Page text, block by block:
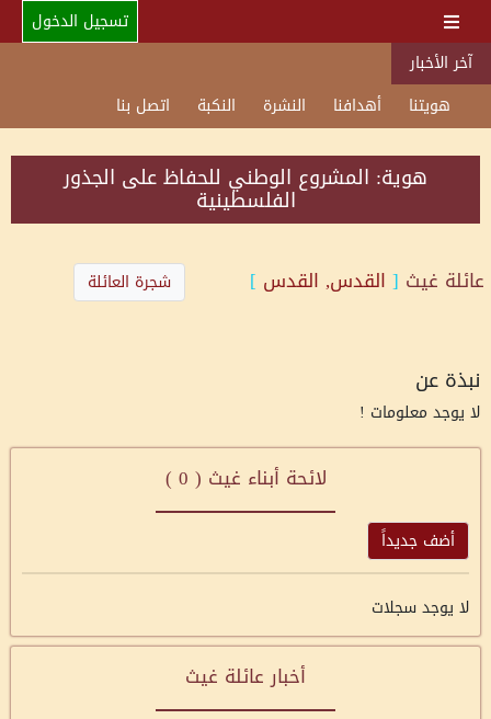
تسجيل الدخول
آخر الأخبار
هويتنا
أهدافنا النشرة النكبة اتصل بنا
هوية: المشروع الوطني للحفاظ على الجذور
الفلسطينية
عائلة غيث [ القدس, القدس ] شجرة العائلة
نبذة عن
لا يوجد معلومات !
لائحة أبناء غيث ( 0
)
أضف جديداً
لا يوجد سجلات
أخبار عائلة غيث